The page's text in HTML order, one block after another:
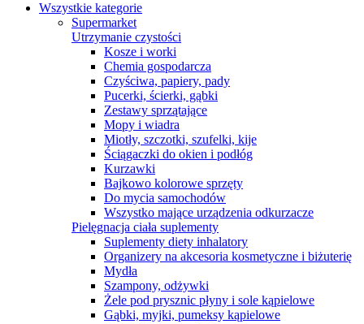
Wszystkie kategorie
Supermarket
Utrzymanie czystości
Kosze i worki
Chemia gospodarcza
Czyściwa, papiery, pady
Pucerki, ścierki, gąbki
Zestawy sprzątające
Mopy i wiadra
Miotły, szczotki, szufelki, kije
Ściągaczki do okien i podłóg
Kurzawki
Bajkowo kolorowe sprzęty
Do mycia samochodów
Wszystko mające urządzenia odkurzacze
Pielęgnacja ciała suplementy
Suplementy diety inhalatory
Organizery na akcesoria kosmetyczne i biżuterię
Mydła
Szampony, odżywki
Żele pod prysznic płyny i sole kąpielowe
Gąbki, myjki, pumeksy kąpielowe